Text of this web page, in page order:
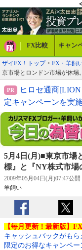
FX比較 キャン
ザイFX！トップ> FX・羊飼
京市場とロンドン市場が休場
ヒロセ通商
定キャンペーンを実施
5月4日(月)■東京市場
標』と『NY株式市場
2009年05月04日(月)07:47公開
羊飼い
【毎月更新！最新版】
キャッシュバックがもら
限定のお得なキャンペー